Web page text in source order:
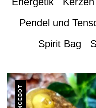
Pendel und
Spirit Bag
ANGEBOT